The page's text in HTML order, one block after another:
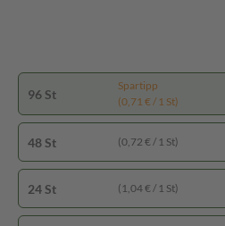
96 St
Spartipp
(0,71 € / 1 St)
48 St (0,72 € / 1 St)
24 St (1,04 € / 1 St)